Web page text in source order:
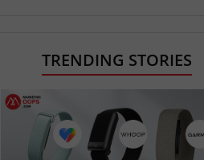
TRENDING STORIES